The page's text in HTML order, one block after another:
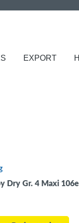
EXPORT
Dry Gr. 4 Maxi